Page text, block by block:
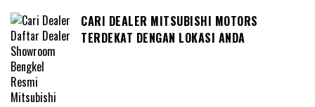
CARI DEALER MITSUBISHI MOTORS
TERDEKAT DENGAN LOKASI ANDA